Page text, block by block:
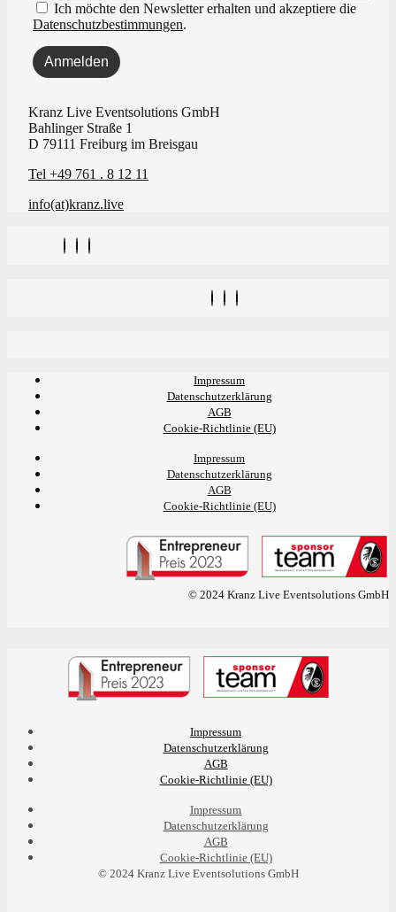
Ich möchte den Newsletter erhalten und akzeptiere die
Datenschutzbestimmungen.
Kranz Live Eventsolutions GmbH
Bahlinger Straße 1
D 79111 Freiburg im Breisgau
Tel +49 761 . 8 12 11
info(at)kranz.live
Impressum
Datenschutzerklärung
AGB
Cookie-Richtlinie (EU)
Impressum
Datenschutzerklärung
AGB
Cookie-Richtlinie (EU)
© 2024 Kranz Live Eventsolutions GmbH
Impressum
Datenschutzerklärung
AGB
Cookie-Richtlinie (EU)
Impressum
Datenschutzerklärung
AGB
Cookie-Richtlinie (EU)
© 2024 Kranz Live Eventsolutions GmbH